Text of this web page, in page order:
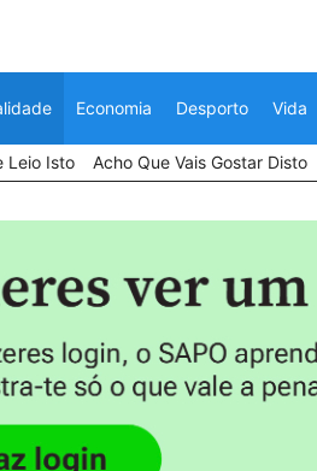
Economia Desporto Vida
Leio Isto Acho Que Vais Gostar Disto